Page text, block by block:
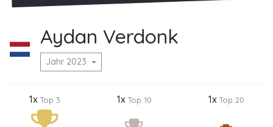
Aydan Verdonk
Jahr 2023
1xTop 3 1xTop 10 1xTop 20